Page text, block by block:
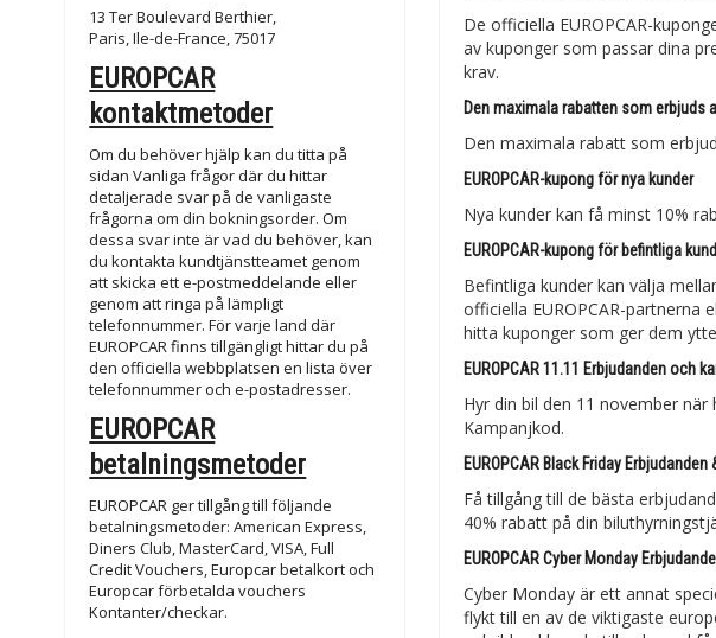
De officiella EUROPCAR-
av kuponger som passar dina
krav.
Den maximala rabatten som erbjuds
Den maximala rabatt som
EUROPCAR-kupong för nya kunder
Nya kunder kan få minst 10%
EUROPCAR-kupong för befintliga
Befintliga kunder kan välja
officiella EUROPCAR-partnerna
hitta kuponger som ger dem
EUROPCAR 11.11 Erbjudanden och
Hyr din bil den 11 november när
Kampanjkod.
EUROPCAR Black Friday
Få tillgång till de bästa
40% rabatt på din
EUROPCAR Cyber Monday
Cyber Monday är ett annat
flykt till en av de viktigaste
13 Ter Boulevard Berthier,
Paris, Ile-de-France, 75017
EUROPCAR
kontaktmetoder
Om du behöver hjälp kan du titta på
sidan Vanliga frågor där du hittar
detaljerade svar på de vanligaste
frågorna om din bokningsorder. Om
dessa svar inte är vad du behöver, kan
du kontakta kundtjänstteamet genom
att skicka ett e-postmeddelande eller
genom att ringa på lämpligt
telefonnummer. För varje land där
EUROPCAR finns tillgängligt hittar du på
den officiella webbplatsen en lista över
telefonnummer och e-postadresser.
EUROPCAR
betalningsmetoder
EUROPCAR ger tillgång till följande
betalningsmetoder: American Express,
Diners Club, MasterCard, VISA, Full
Credit Vouchers, Europcar betalkort och
Europcar förbetalda vouchers
Kontanter/checkar.